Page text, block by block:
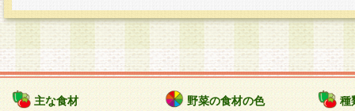
主な食材 野菜の食材の色 種